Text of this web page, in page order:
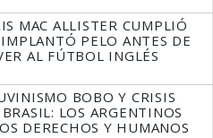
MAC ALLISTER CUMPLIÓ
PELO ANTES DE
AL FÚTBOL INGLÉS
BOBO Y CRISIS
LOS ARGENTINOS
DERECHOS Y HUMANOS